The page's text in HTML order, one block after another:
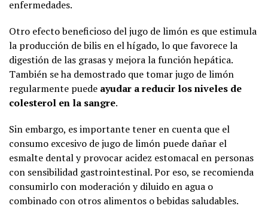
enfermedades.
Otro efecto beneficioso del jugo de limón es que estimula
la producción de bilis en el hígado, lo que favorece la
digestión de las grasas y mejora la función hepática.
También se ha demostrado que tomar jugo de limón
regularmente puede ayudar a reducir los niveles de
colesterol en la sangre.
Sin embargo, es importante tener en cuenta que el
consumo excesivo de jugo de limón puede dañar el
esmalte dental y provocar acidez estomacal en personas
con sensibilidad gastrointestinal. Por eso, se recomienda
consumirlo con moderación y diluido en agua o
combinado con otros alimentos o bebidas saludables.